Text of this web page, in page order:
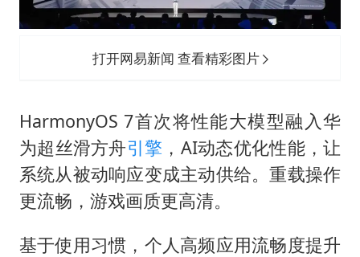
打开网易新闻 查看精彩图片
HarmonyOS 7首次将性能大模型融入华
为超丝滑方舟引擎 ，AI动态优化性能，让
系统从被动响应变成主动供给。重载操作
更流畅，游戏画质更高清。
基于使用习惯，个人高频应用流畅度提升